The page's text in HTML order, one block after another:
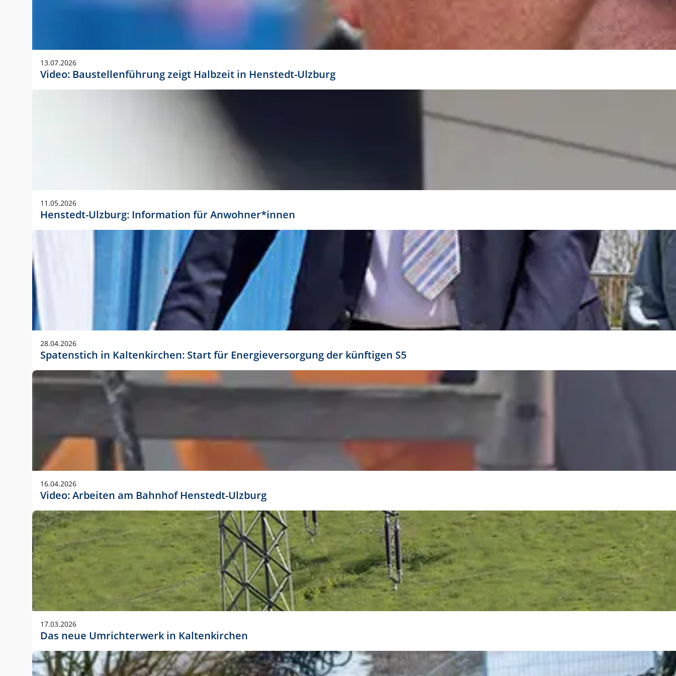
Anwendungsgröße im Layout:
Die Logohöhe beträgt 4 – 10 % der jeweiligen Formathöhe. Daraus ergeben sich für gängige Formate
folgende fest definierte Anwendungsgrößen im Layout:
DIN A3 – 15 mm hoch (5 %)
DIN A1 – 39 mm hoch (5 %)
DIN lang – 10 mm hoch (5 %)
1080 x 1080 px – 78 px hoch (7 %)
In Ausnahmefällen darf das Logo jedoch auch größer oder kleiner gesetzt werden. Dazu bedarf es jedoch
stets der vorherigen Absprache mit der Marketingabteilung.
13.07.2026
Video: Baustellenführung zeigt Halbzeit in Henstedt-Ulzburg
11.05.2026
Henstedt-Ulzburg: Information für Anwohner*innen
28.04.2026
Spatenstich in Kaltenkirchen: Start für Energieversorgung der künftigen S5
16.04.2026
Video: Arbeiten am Bahnhof Henstedt-Ulzburg
17.03.2026
Das neue Umrichterwerk in Kaltenkirchen